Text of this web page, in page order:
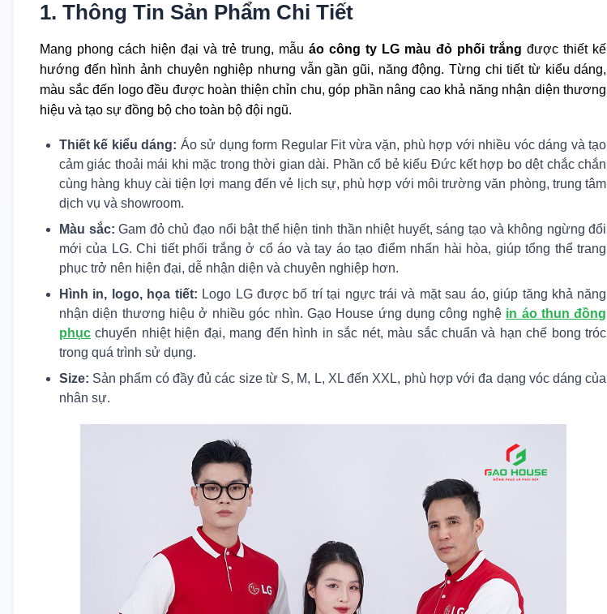
1. Thông Tin Sản Phẩm Chi Tiết
Mang phong cách hiện đại và trẻ trung, mẫuáo công ty LG màu đỏ phối trắng được thiết kế
hướng đến hình ảnh chuyên nghiệp nhưng vẫn gần gũi, năng động. Từng chi tiết từ kiểu dáng,
màu sắc đến logo đều được hoàn thiện chỉn chu, góp phần nâng cao khả năng nhận diện thương
hiệu và tạo sự đồng bộ cho toàn bộ đội ngũ.
Thiết kế kiểu dáng: Áo sử dụng form Regular Fit vừa vặn, phù hợp với nhiều vóc dáng và tạo
cảm giác thoải mái khi mặc trong thời gian dài. Phần cổ bẻ kiểu Đức kết hợp bo dệt chắc chắn
cùng hàng khuy cài tiện lợi mang đến vẻ lịch sự, phù hợp với môi trường văn phòng, trung tâm
dịch vụ và showroom.
Màu sắc: Gam đỏ chủ đạo nổi bật thể hiện tinh thần nhiệt huyết, sáng tạo và không ngừng đổi
mới của LG. Chi tiết phối trắng ở cổ áo và tay áo tạo điểm nhấn hài hòa, giúp tổng thể trang
phục trở nên hiện đại, dễ nhận diện và chuyên nghiệp hơn.
Hình in, logo, họa tiết: Logo LG được bố trí tại ngực trái và mặt sau áo, giúp tăng khả năng
nhận diện thương hiệu ở nhiều góc nhìn. Gạo House ứng dụng công nghệ in áo thun đồng
phục chuyển nhiệt hiện đại, mang đến hình in sắc nét, màu sắc chuẩn và hạn chế bong tróc
trong quá trình sử dụng.
Size: Sản phẩm có đầy đủ các size từ S, M, L, XL đến XXL, phù hợp với đa dạng vóc dáng của
nhân sự.